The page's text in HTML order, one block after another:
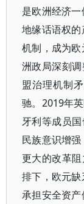
是欧洲经济
地缘话语权
机制，成为
洲政局深刻
盟治理机制
驰。2019年
牙利等成员
民族意识增
更大的改革
排下，欧元
承担安全资